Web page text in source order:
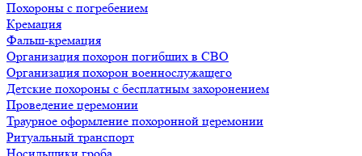
Похороны с погребением
Кремация
Фальш-кремация
Организация похорон погибших в СВО
Организация похорон военнослужащего
Детские похороны с бесплатным захоронением
Проведение церемонии
Траурное оформление похоронной церемонии
Ритуальный транспорт